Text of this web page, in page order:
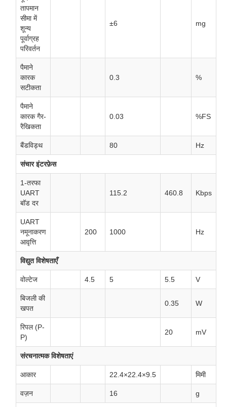
तापमान
सीमा में
शून्य
पूर्वाग्रह
परिवर्तन
±6 mg
पैमाने
कारक
सटीकता
0.3 %
पैमाने
कारक गैर-
रैखिकता
0.03 %FS
बैंडविड्थ 80 Hz
संचार इंटरफ़ेस
1-तरफा
UART
बॉड दर
115.2 460.8 Kbps
UART
नमूनाकरण
आवृत्ति
200 1000 Hz
विद्युत विशेषताएँ
वोल्टेज 4.5 5 5.5 V
बिजली की
खपत
0.35 W
रिपल (P-
P)
20 mV
संरचनात्मक विशेषताएं
आकार 22.4×22.4×9.5 मिमी
वज़न 16 g